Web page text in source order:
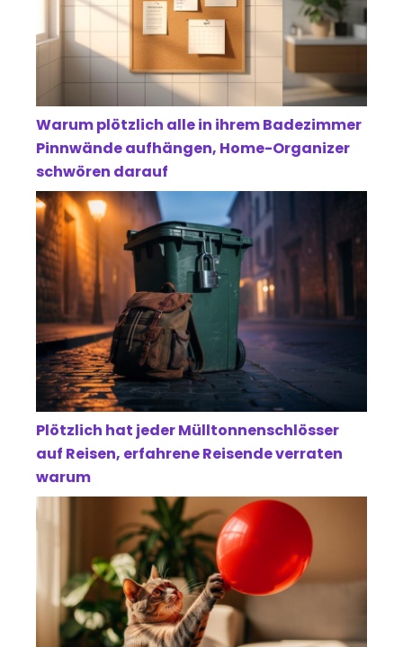
Warum plötzlich alle in ihrem Badezimmer
Pinnwände aufhängen, Home-Organizer
schwören darauf
Plötzlich hat jeder Mülltonnenschlösser
auf Reisen, erfahrene Reisende verraten
warum